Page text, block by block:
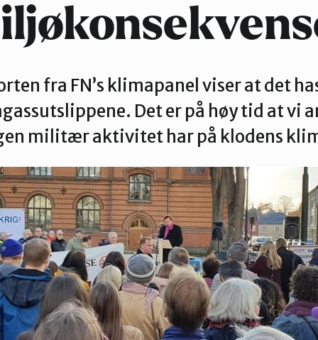
Verdal
fra FN’s klimapanel viser at det
Det er på høy tid at vi
militær aktivitet har på klodens